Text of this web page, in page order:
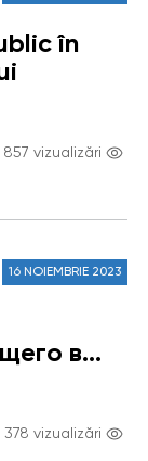
în
857 vizualizări
16 NOIEMBRIE 2023
в
378 vizualizări